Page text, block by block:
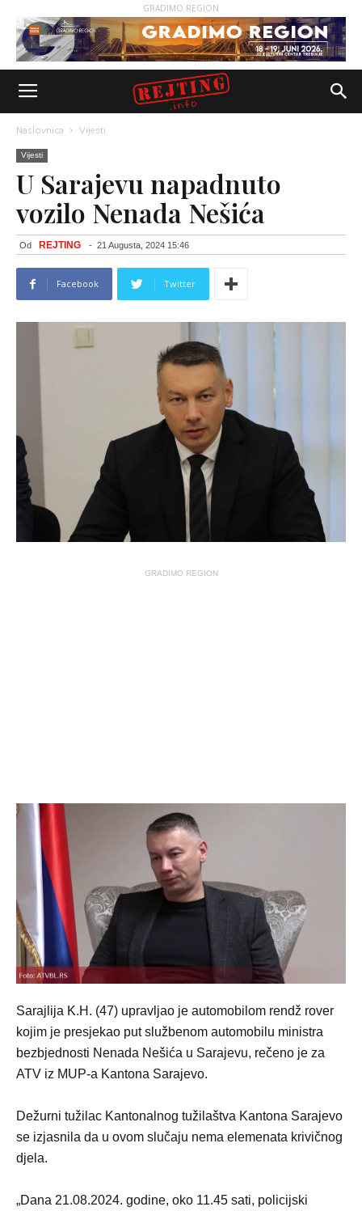
GRADIMO REGION
Naslovnica Vijesti
Vijesti
U Sarajevu napadnuto
vozilo Nenada Nešića
Od REJTING - 21 Augusta, 2024 15:46
Facebook Twitter
GRADIMO REGION
Sarajlija K.H. (47) upravljao je automobilom rendž rover
kojim je presjekao put službenom automobilu ministra
bezbjednosti Nenada Nešića u Sarajevu, rečeno je za
ATV iz MUP-a Kantona Sarajevo.
Dežurni tužilac Kantonalnog tužilaštva Kantona Sarajevo
se izjasnila da u ovom slučaju nema elemenata krivičnog
djela.
„Dana 21.08.2024. godine, oko 11.45 sati, policijski